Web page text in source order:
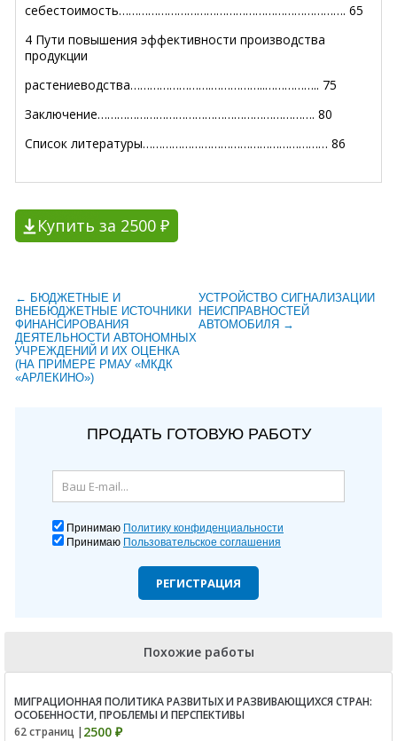
себестоимость……………………………………………………………. 65
4 Пути повышения эффективности производства
продукции
растениеводства…………………….……………..…………….. 75
Заключение…………………………………………………………. 80
Список литературы………………………………………………… 86
Купить за 2500 ₽
← БЮДЖЕТНЫЕ И
ВНЕБЮДЖЕТНЫЕ ИСТОЧНИКИ
ФИНАНСИРОВАНИЯ
ДЕЯТЕЛЬНОСТИ АВТОНОМНЫХ
УЧРЕЖДЕНИЙ И ИХ ОЦЕНКА
(НА ПРИМЕРЕ РМАУ «МКДК
«АРЛЕКИНО»)
УСТРОЙСТВО СИГНАЛИЗАЦИИ
НЕИСПРАВНОСТЕЙ
АВТОМОБИЛЯ →
ПРОДАТЬ ГОТОВУЮ РАБОТУ
Принимаю Политику конфиденциальности
Принимаю Пользовательское соглашения
РЕГИСТРАЦИЯ
Похожие работы
МИГРАЦИОННАЯ ПОЛИТИКА РАЗВИТЫХ И РАЗВИВАЮЩИХСЯ СТРАН:
ОСОБЕННОСТИ, ПРОБЛЕМЫ И ПЕРСПЕКТИВЫ
62 страниц | 2500 ₽